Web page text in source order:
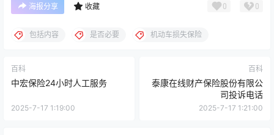
海报分享 收藏 0 0
包括内容 是否必要 机动车损失保险
百科
中宏保险24小时人工服务
2025-7-17 1:19:00
百科
泰康在线财产保险股份有限公
司投诉电话
2025-7-17 1:21:00